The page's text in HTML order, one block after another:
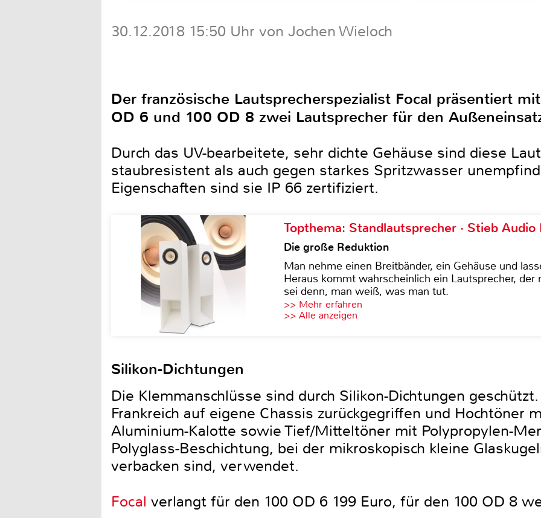
30.12.2018 15:50 Uhr von Jochen Wieloch
Der französische Lautsprecherspezialist Focal präsentiert
OD 6 und 100 OD 8 zwei Lautsprecher für den
Durch das UV-bearbeitete, sehr dichte Gehäuse sind diese
staubresistent als auch gegen starkes Spritzwasser
Eigenschaften sind sie IP 66 zertifiziert.
Topthema: Standlautsprecher · Stieb Audio
Die große Reduktion
Man nehme einen Breitbänder, ein Gehäuse und
Heraus kommt wahrscheinlich ein Lautsprecher,
sei denn, man weiß, was man tut.
>> Mehr erfahren
>> Alle anzeigen
Silikon-Dichtungen
Die Klemmanschlüsse sind durch Silikon-Dichtungen
Frankreich auf eigene Chassis zurückgegriffen und Hochtöner
Aluminium-Kalotte sowie Tief/Mitteltöner mit Polypropylen-
Polyglass-Beschichtung, bei der mikroskopisch kleine
verbacken sind, verwendet.
Focal verlangt für den 100 OD 6 199 Euro, für den 100 OD 8